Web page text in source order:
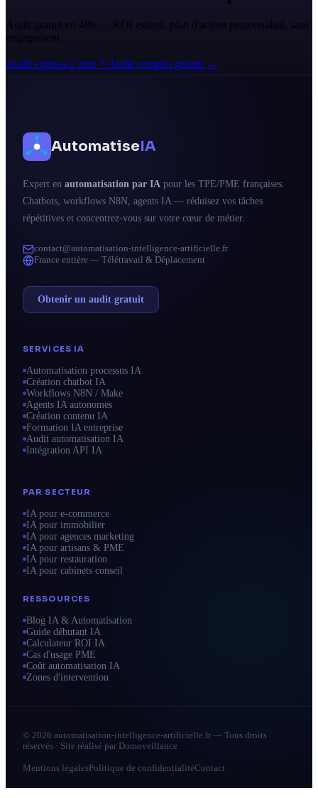
Audit gratuit en 48h — ROI estimé, plan d'action personnalisé, sans
engagement.
Audit express 2 min ⚡ Audit complet gratuit →
AutomatiseIA
Expert en automatisation par IA pour les TPE/PME françaises.
Chatbots, workflows N8N, agents IA — réduisez vos tâches
répétitives et concentrez-vous sur votre cœur de métier.
contact@automatisation-intelligence-artificielle.fr
France entière — Télétravail & Déplacement
Obtenir un audit gratuit
SERVICES IA
Automatisation processus IA
Création chatbot IA
Workflows N8N / Make
Agents IA autonomes
Création contenu IA
Formation IA entreprise
Audit automatisation IA
Intégration API IA
PAR SECTEUR
IA pour e-commerce
IA pour immobilier
IA pour agences marketing
IA pour artisans & PME
IA pour restauration
IA pour cabinets conseil
RESSOURCES
Blog IA & Automatisation
Guide débutant IA
Calculateur ROI IA
Cas d'usage PME
Coût automatisation IA
Zones d'intervention
© 2026 automatisation-intelligence-artificielle.fr — Tous droits
réservés · Site réalisé par Domoveillance
Mentions légalesPolitique de confidentialitéContact